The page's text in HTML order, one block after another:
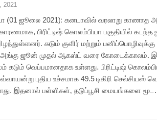
2021
ஜூலை 2021): கனடாவில் வரலாறு காணாத
பிரிட்டிஷ் கொலம்பியா பகுதியில் கடந்த
கடும் குளிர் மற்றும்
அங்கு ஜூன் முதல் ஆகஸ்ட் வரை கோடைக்காலம்.
கடும் வெப்பமானதாக உள்ளது. பிரிட்டிஷ்
புதிய உச்சமாக 49.5 டிகிரி செல்சியஸ்
இதனால் பள்ளிகள், தடுப்பூசி மையங்களை